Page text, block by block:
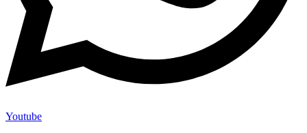
Youtube